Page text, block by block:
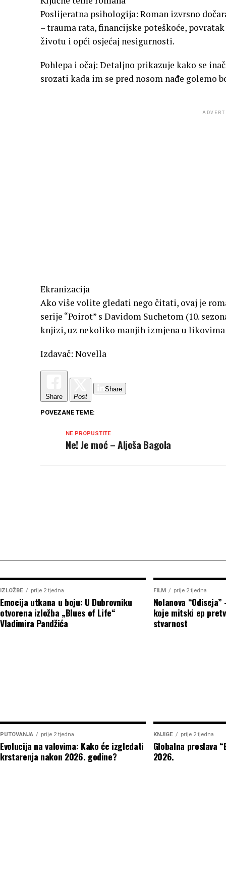
Poslijeratna psihologija: Roman izvrsno
– trauma rata, financijske poteškoće,
životu i opći osjećaj nesigurnosti.
Pohlepa i očaj: Detaljno prikazuje kako se
srozati kada im se pred nosom nađe golemo
Ekranizacija
Ako više volite gledati nego čitati, ovaj je
serije “Poirot” s Davidom Suchetom (10.
knjizi, uz nekoliko manjih izmjena u
Izdavač: Novella
Share Post
Share
POVEZANE TEME:
NE PROPUSTITE
Ne! Je moć – Aljoša Bagola
IZLOŽBE prije 2 tjedna
Emocija utkana u boju: U Dubrovniku
otvorena izložba „Blues of Life“
Vladimira Pandžića
FILM prije 2 tjedna
Nolanova
koje mitski ep
stvarnost
PUTOVANJA prije 2 tjedna
Evolucija na valovima: Kako će izgledati
krstarenja nakon 2026. godine?
KNJIGE prije 2 tjedna
Globalna proslava
2026.